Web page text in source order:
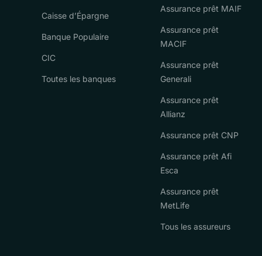
Caisse d’Épargne
Banque Populaire
CIC
Toutes les banques
Assurance prêt MAIF
Assurance prêt
MACIF
Assurance prêt
Generali
Assurance prêt
Allianz
Assurance prêt CNP
Assurance prêt Afi
Esca
Assurance prêt
MetLife
Tous les assureurs